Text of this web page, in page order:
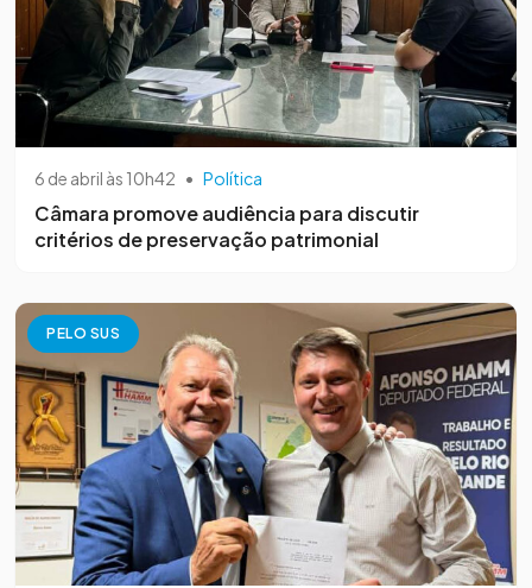
6 de abril às 10h42 • Política
Câmara promove audiência para discutir
critérios de preservação patrimonial
PELO SUS